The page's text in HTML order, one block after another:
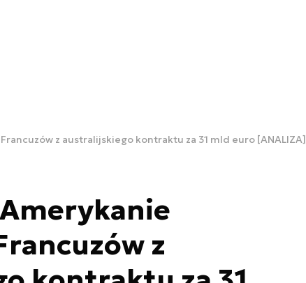
z australijskiego kontraktu za 31 mld euro [ANALIZA]
z